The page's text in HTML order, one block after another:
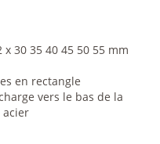
30 35 40 45 50 55 mm
en rectangle
vers le bas de la
acier